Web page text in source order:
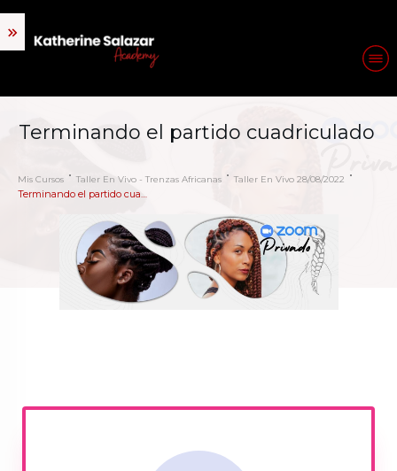
Terminando el partido cuadriculado
Mis Cursos Taller En Vivo - Trenzas Africanas Taller En Vivo 28/08/2022
Terminando el partido cuadriculado